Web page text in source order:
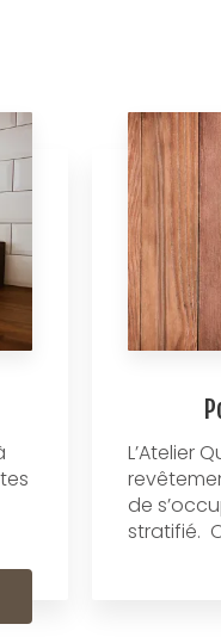
L’Atelier
de
stratifié.